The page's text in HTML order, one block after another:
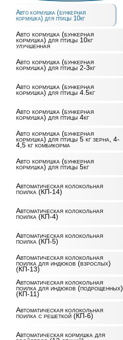
Авто кормушка (бункерная
кормушка) для птицы 10кг
Авто кормушка (бункерная
кормушка) для птицы 10кг
улучшенная
Авто кормушка (бункерная
кормушка) для птицы 2-3кг
Авто кормушка (бункерная
кормушка) для птицы 4.5кг
Авто кормушка (бункерная
кормушка) для птицы 4кг
Авто кормушка (бункерная
кормушка) для птицы 5 кг зерна, 4-
4,5 кг комбикорма
Авто кормушка (бункерная
кормушка) для птицы 5кг
Автоматическая колокольная
поилка (КП-14)
Автоматическая колокольная
поилка (КП-4)
Автоматическая колокольная
поилка (КП-5)
Автоматическая колокольная
поилка для индюков (взрослых)
(КП-13)
Автоматическая колокольная
поилка для индюков (подрощенных)
(КП-11)
Автоматическая колокольная
поилка с решеткой (КП-6)
Автоматическая кормушка для